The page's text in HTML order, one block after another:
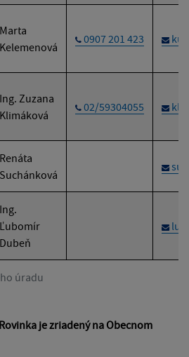
úradu
Marta
Kelemenová
0907 201 423
Ing. Zuzana
Klimáková
02/59304055
Renáta
Suchánková
Ing.
Ľubomír
Dubeň
je zriadený na Obecnom